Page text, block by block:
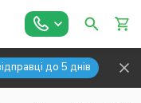
до 5 днів